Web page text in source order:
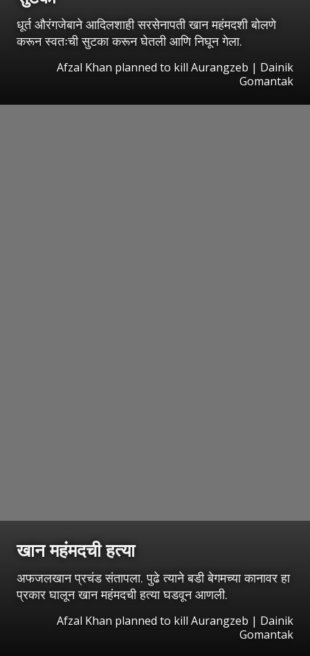
धूर्त औरंगजेबाने आदिलशाही सरसेनापती खान महंमदशी बोलणे
करून स्वतःची सुटका करून घेतली आणि निघून गेला.
Afzal Khan planned to kill Aurangzeb | Dainik
Gomantak
खान महंमदची हत्या
अफजलखान प्रचंड संतापला. पुढे त्याने बडी बेगमच्या कानावर हा
प्रकार घालून खान महंमदची हत्या घडवून आणली.
Afzal Khan planned to kill Aurangzeb | Dainik
Gomantak